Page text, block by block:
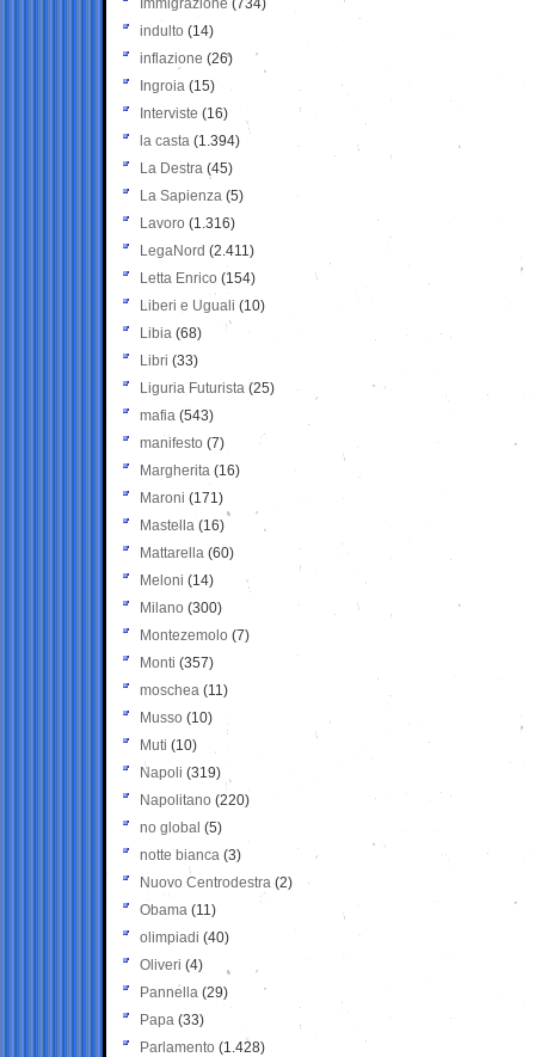
Immigrazione (734)
indulto (14)
inflazione (26)
Ingroia (15)
Interviste (16)
la casta (1.394)
La Destra (45)
La Sapienza (5)
Lavoro (1.316)
LegaNord (2.411)
Letta Enrico (154)
Liberi e Uguali (10)
Libia (68)
Libri (33)
Liguria Futurista (25)
mafia (543)
manifesto (7)
Margherita (16)
Maroni (171)
Mastella (16)
Mattarella (60)
Meloni (14)
Milano (300)
Montezemolo (7)
Monti (357)
moschea (11)
Musso (10)
Muti (10)
Napoli (319)
Napolitano (220)
no global (5)
notte bianca (3)
Nuovo Centrodestra (2)
Obama (11)
olimpiadi (40)
Oliveri (4)
Pannella (29)
Papa (33)
Parlamento (1.428)